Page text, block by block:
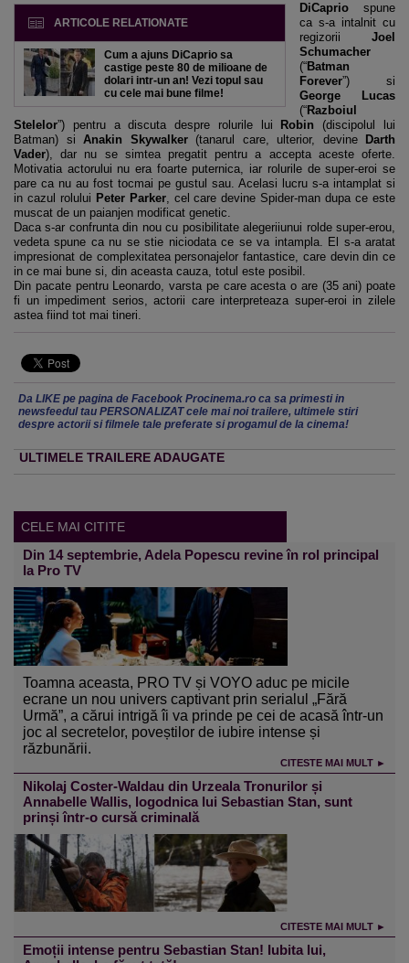
ARTICOLE RELATIONATE
Cum a ajuns DiCaprio sa
castige peste 80 de milioane de
dolari intr-un an! Vezi topul sau
cu cele mai bune filme!
DiCaprio spune
ca s-a intalnit cu
regizorii Joel
Schumacher
(“Batman
Forever”) si
George Lucas
(“Razboiul
Stelelor”) pentru a discuta despre rolurile lui Robin (discipolul lui
Batman) si Anakin Skywalker (tanarul care, ulterior, devine
Darth
Vader), dar nu se simtea pregatit pentru a accepta aceste oferte.
Motivatia actorului nu era foarte puternica, iar rolurile de super-eroi se
pare ca nu au fost tocmai pe gustul sau. Acelasi lucru s-a intamplat si
in cazul rolului Peter Parker, cel care devine Spider-man dupa ce este
muscat de un paianjen modificat genetic.
Daca s-ar confrunta din nou cu posibilitate alegeriiunui rolde super-erou,
vedeta spune ca nu se stie niciodata ce se va intampla. El s-a aratat
impresionat de complexitatea personajelor fantastice, care devin din ce
in ce mai bune si, din aceasta cauza, totul este posibil.
Din pacate pentru Leonardo, varsta pe care acesta o are (35 ani) poate
fi un impediment serios, actorii care interpreteaza super-eroi in zilele
astea fiind tot mai tineri.
Da LIKE pe pagina de Facebook Procinema.ro ca sa primesti in
newsfeedul tau PERSONALIZAT cele mai noi trailere, ultimele stiri
despre actorii si filmele tale preferate si progamul de la cinema!
ULTIMELE TRAILERE ADAUGATE
CELE MAI CITITE
Din 14 septembrie, Adela Popescu revine în rol principal
la Pro TV
Toamna aceasta, PRO TV și VOYO aduc pe micile
ecrane un nou univers captivant prin serialul „Fără
Urmă”, a cărui intrigă îi va prinde pe cei de acasă într-un
joc al secretelor, poveștilor de iubire intense și
răzbunării.
CITESTE MAI MULT ►
Nikolaj Coster-Waldau din Urzeala Tronurilor și
Annabelle Wallis, logodnica lui Sebastian Stan, sunt
prinși într-o cursă criminală
CITESTE MAI MULT ►
Emoții intense pentru Sebastian Stan! Iubita lui,